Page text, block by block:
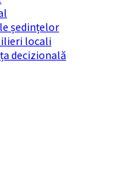
ședințelor
locali
decizională